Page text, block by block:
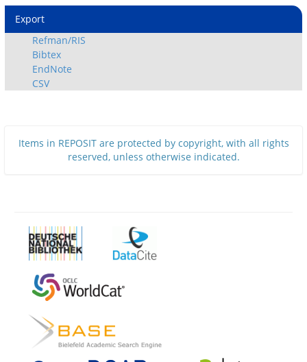
Export
Refman/RIS
Bibtex
EndNote
CSV
Items in REPOSIT are protected by copyright, with all rights
reserved, unless otherwise indicated.